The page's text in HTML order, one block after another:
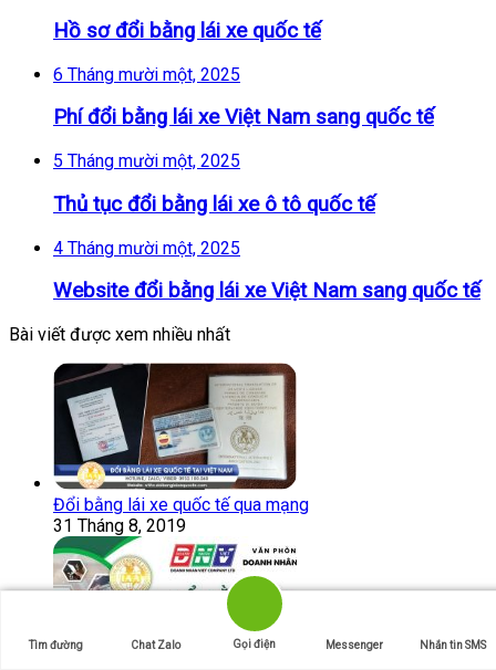
Hồ sơ đổi bằng lái xe quốc tế
6 Tháng mười một, 2025
Phí đổi bằng lái xe Việt Nam sang quốc tế
5 Tháng mười một, 2025
Thủ tục đổi bằng lái xe ô tô quốc tế
4 Tháng mười một, 2025
Website đổi bằng lái xe Việt Nam sang quốc tế
Bài viết được xem nhiều nhất
Đổi bằng lái xe quốc tế qua mạng
31 Tháng 8, 2019
Tìm đường Chat Zalo Gọi điện Messenger Nhắn tin SMS